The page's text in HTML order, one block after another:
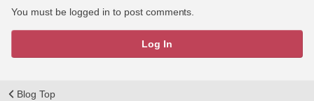
You must be logged in to post comments.
Log In
Blog Top